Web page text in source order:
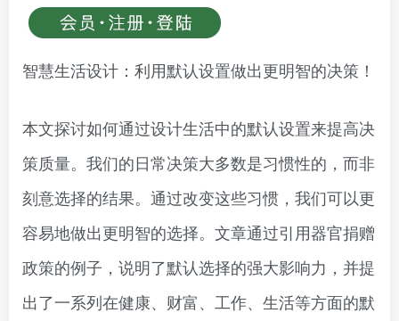
智慧生活设计：利用默认设置做出更明智的决策！
本文探讨如何通过设计生活中的默认设置来提高决
策质量。我们的日常决策大多数是习惯性的，而非
刻意选择的结果。通过改变这些习惯，我们可以更
容易地做出更明智的选择。文章通过引用器官捐赠
政策的例子，说明了默认选择的强大影响力，并提
出了一系列在健康、财富、工作、生活等方面的默